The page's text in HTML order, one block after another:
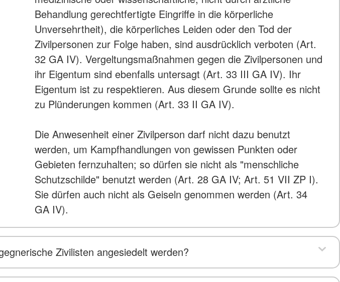
Behandlung gerechtfertigte Eingriffe in die körperliche
Unversehrtheit), die körperliches Leiden oder den Tod der
Zivilpersonen zur Folge haben, sind ausdrücklich verboten (Art.
32 GA IV). Vergeltungsmaßnahmen gegen die Zivilpersonen und
ihr Eigentum sind ebenfalls untersagt (Art. 33 III GA IV). Ihr
Eigentum ist zu respektieren. Aus diesem Grunde sollte es nicht
zu Plünderungen kommen (Art. 33 II GA IV).
Die Anwesenheit einer Zivilperson darf nicht dazu benutzt
werden, um Kampfhandlungen von gewissen Punkten oder
Gebieten fernzuhalten; so dürfen sie nicht als "menschliche
Schutzschilde" benutzt werden (Art. 28 GA IV; Art. 51 VII ZP I).
Sie dürfen auch nicht als Geiseln genommen werden (Art. 34
GA IV).
Zivilisten angesiedelt werden?